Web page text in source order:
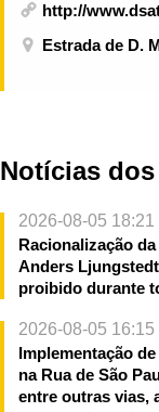
http://
Estrada de D.
Notícias
2026-08-05 18:21
Racionalização
Anders
proibido durante
2026-08-05 16:15
Implementação
na Rua de São
entre outras vias,